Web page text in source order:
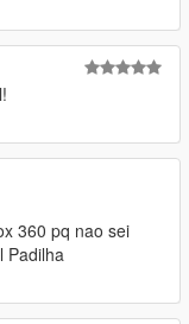
360 pq nao sei
Padilha